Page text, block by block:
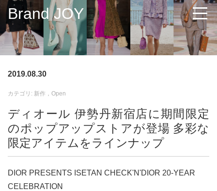
Brand JOY
2019.08.30
カテゴリ: 新作，Open
ディオール 伊勢丹新宿店に期間限定
のポップアップストアが登場 多彩な
限定アイテムをラインナップ
DIOR PRESENTS ISETAN CHECK'N'DIOR 20-YEAR
CELEBRATION